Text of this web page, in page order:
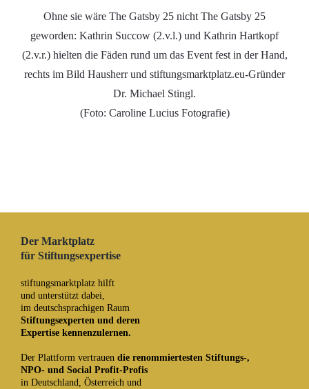
Ohne sie wäre The Gatsby 25 nicht The Gatsby 25
geworden: Kathrin Succow (2.v.l.) und Kathrin Hartkopf
(2.v.r.) hielten die Fäden rund um das Event fest in der Hand,
rechts im Bild Hausherr und stiftungsmarktplatz.eu-Gründer
Dr. Michael Stingl.
(Foto: Caroline Lucius Fotografie)
Der Marktplatz
für Stiftungsexpertise
stiftungsmarktplatz hilft
und unterstützt dabei,
im deutschsprachigen Raum
Stiftungsexperten und deren
Expertise kennenzulernen.
Der Plattform vertrauen die renommiertesten Stiftungs-,
NPO- und Social Profit-Profis
in Deutschland, Österreich und